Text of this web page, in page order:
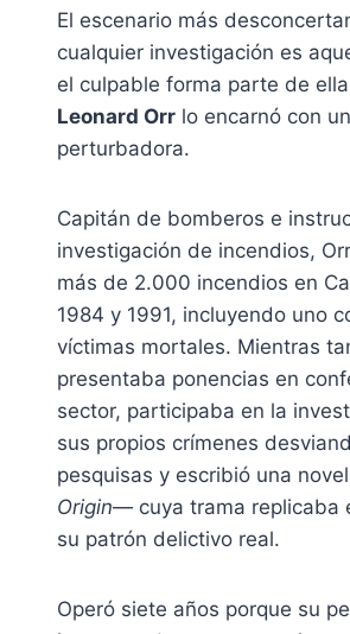
El escenario más
cualquier investigación es
el culpable forma parte de
Leonard Orr lo encarnó con
perturbadora.
Capitán de bomberos e
investigación de incendios,
más de 2.000 incendios en
1984 y 1991, incluyendo uno
víctimas mortales. Mientras
presentaba ponencias en
sector, participaba en la
sus propios crímenes
pesquisas y escribió una
Origin— cuya trama replicaba
su patrón delictivo real.
Operó siete años porque su